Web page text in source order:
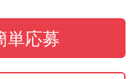
応募